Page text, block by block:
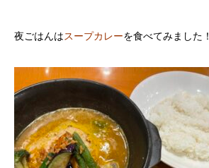
夜ごはんはスープカレーを食べてみました！